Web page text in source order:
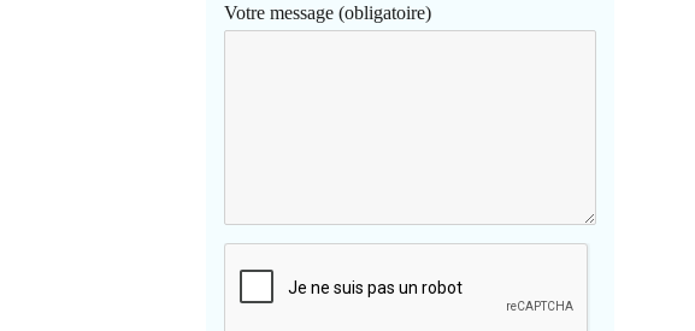
Votre message (obligatoire)